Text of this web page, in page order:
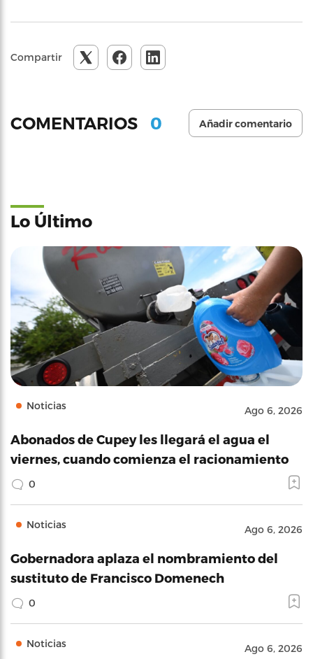
Compartir
COMENTARIOS 0 Añadir comentario
Lo Último
Noticias Ago 6, 2026
Abonados de Cupey les llegará el agua el
viernes, cuando comienza el racionamiento
0
Noticias Ago 6, 2026
Gobernadora aplaza el nombramiento del
sustituto de Francisco Domenech
0
Noticias Ago 6, 2026